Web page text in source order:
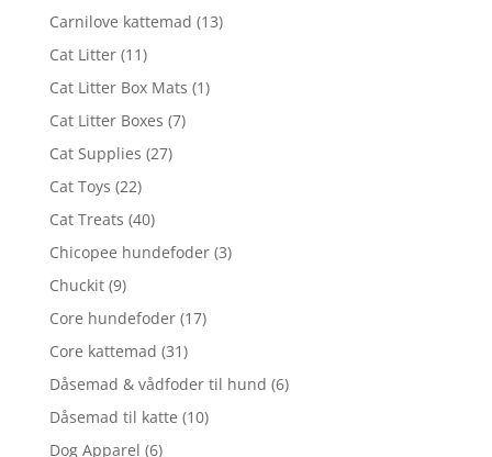
Carnilove kattemad (13)
Cat Litter (11)
Cat Litter Box Mats (1)
Cat Litter Boxes (7)
Cat Supplies (27)
Cat Toys (22)
Cat Treats (40)
Chicopee hundefoder (3)
Chuckit (9)
Core hundefoder (17)
Core kattemad (31)
Dåsemad & vådfoder til hund (6)
Dåsemad til katte (10)
Dog Apparel (6)